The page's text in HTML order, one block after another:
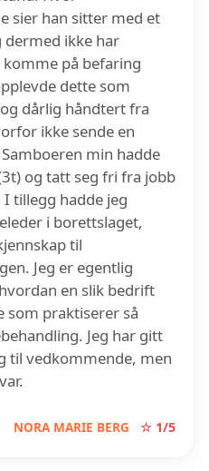
sier han sitter med et
ikke har
på befaring
dette som
dårlig håndtert fra
ikke sende en
min hadde
og tatt seg fri fra jobb
tillegg hadde jeg
i borettslaget,
til
Jeg er egentlig
en slik bedrift
som praktiserer så
Jeg har gitt
til vedkommende, men
NORA MARIE BERG ☆ 1/5